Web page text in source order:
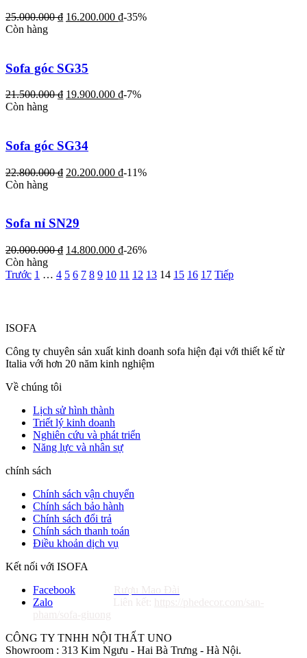
25.000.000₫ 16.200.000 ₫-35%
Còn hàng
Sofa góc SG35
21.500.000₫ 19.900.000 ₫-7%
Còn hàng
Sofa góc SG34
22.800.000₫ 20.200.000 ₫-11%
Còn hàng
Sofa nỉ SN29
20.000.000₫ 14.800.000 ₫-26%
Còn hàng
Trước 1 … 4 5 6 7 8 9 10 11 12 13 14 15 16 17 Tiếp
ISOFA
Công ty chuyên sản xuất kinh doanh sofa hiện đại với thiết kế từ
Italia với hơn 20 năm kinh nghiệm
Về chúng tôi
Lịch sử hình thành
Triết lý kinh doanh
Nghiên cứu và phát triển
Năng lực và nhân sự
chính sách
Chính sách vận chuyển
Chính sách bảo hành
Chính sách đổi trả
Chính sách thanh toán
Điều khoản dịch vụ
Kết nối với ISOFA
Facebook
Zalo
CÔNG TY TNHH NỘI THẤT UNO
Showroom : 313 Kim Ngưu - Hai Bà Trưng - Hà Nội.